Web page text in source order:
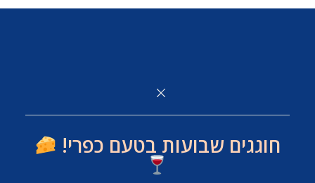
הכירו אותנו – גבינות
ברמות
אנחנו, יאיר וסיגל, הפכנו את התשוקה לגבינות למקצוע.
חוגגים שבועות בטעם כפרי!